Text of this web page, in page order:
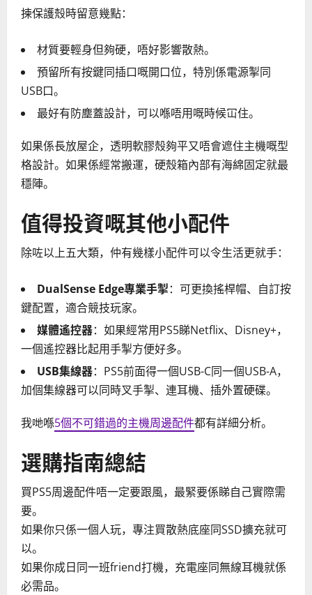
揀保護殼時留意幾點：
材質要輕身但夠硬，唔好影響散熱。
預留所有按鍵同插口嘅開口位，特別係電源掣同
USB口。
最好有防塵蓋設計，可以喺唔用嘅時候冚住。
如果係長放屋企，透明軟膠殼夠平又唔會遮住主機嘅型
格設計。如果係經常搬運，硬殼箱內部有海綿固定就最
穩陣。
值得投資嘅其他小配件
除咗以上五大類，仲有幾樣小配件可以令生活更就手：
DualSense Edge專業手掣：可更換搖桿帽、自訂按
鍵配置，適合競技玩家。
媒體遙控器：如果經常用PS5睇Netflix、Disney+，
一個遙控器比起用手掣方便好多。
USB集線器：PS5前面得一個USB-C同一個USB-A，
加個集線器可以同時叉手掣、連耳機、插外置硬碟。
我哋喺5個不可錯過的主機周邊配件都有詳細分析。
選購指南總結
買PS5周邊配件唔一定要跟風，最緊要係睇自己實際需
要。
如果你只係一個人玩，專注買散熱底座同SSD擴充就可
以。
如果你成日同一班friend打機，充電座同無線耳機就係
必需品。